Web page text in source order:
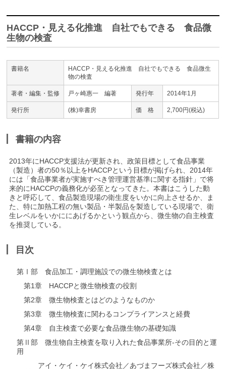
HACCP・見える化推進 自社でもできる 食品微
生物の検査
書籍名
HACCP・見える化推進 自社でもできる 食品微生
物の検査
著者・編集・監修 戸ヶ崎惠一 編著 発行年 2014年1月
発行所 (株)幸書房 価 格 2,700円(税込)
書籍の内容
2013年にHACCP支援法が更新され、政策目標として食品事業
（製造）者の50％以上をHACCPという目標が掲げられ、2014年
には「食品事業者が実施すべき管理運営基準に関する指針」で将
来的にHACCPの義務化が必至となってきた。本書はこうした動
きと呼応して、食品製造現場の衛生度をいかに向上させるか、ま
た、特に加熱工程の無い製品・半製品を製造している現場で、衛
生レベルをいかににあげるかという観点から、微生物の自主検査
を推奨している。
目次
第Ⅰ部 食品加工・調理施設での微生物検査とは
第1章 HACCPと微生物検査の役割
第2章 微生物検査とはどのようなものか
第3章 微生物検査に関わるコンプライアンスと経費
第4章 自主検査で必要な食品微生物の基礎知識
第Ⅱ部 微生物自主検査を取り入れた食品事業所-その目的と運
用
アイ・ケイ・ケイ株式会社／あづまフーズ株式会社／株